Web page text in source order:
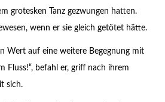
grotesken Tanz gezwungen hatten.
wenn er sie gleich getötet hätte.
Wert auf eine weitere Begegnung mit
Fluss!“, befahl er, griff nach ihrem
sich.